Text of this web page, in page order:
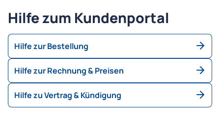
Hilfe zum Kundenportal
Hilfe zur Bestellung
Hilfe zur Rechnung & Preisen
Hilfe zu Vertrag & Kündigung